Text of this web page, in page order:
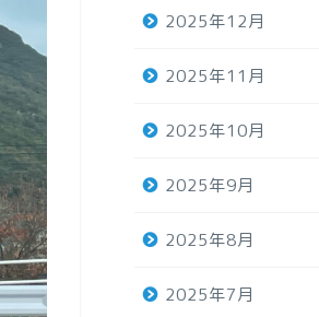
2025年12月
2025年11月
2025年10月
2025年9月
2025年8月
2025年7月